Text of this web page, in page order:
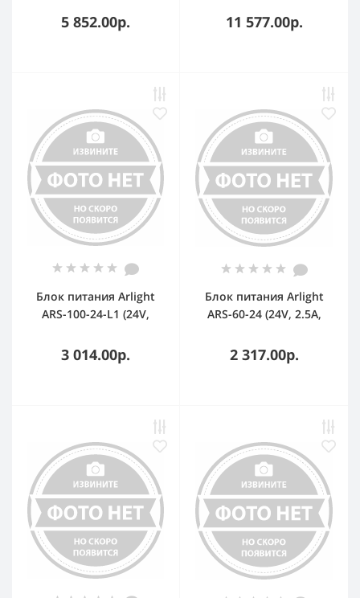
Металл, 3 года)
5 852.00р.
года)
11 577.00р.
Блок питания Arlight
ARS-100-24-L1 (24V,
3 года)
3 014.00р.
Блок питания Arlight
ARS-60-24 (24V, 2.5A,
2 317.00р.